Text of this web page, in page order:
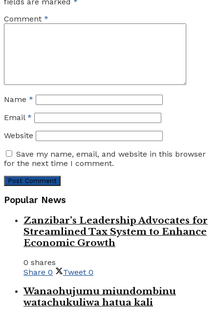
Comment *
Name *
Email *
Website
Save my name, email, and website in this browser
for the next time I comment.
Popular News
Zanzibar’s Leadership Advocates for
Streamlined Tax System to Enhance
Economic Growth
0 shares
Share 0 Tweet 0
Wanaohujumu miundombinu
watachukuliwa hatua kali